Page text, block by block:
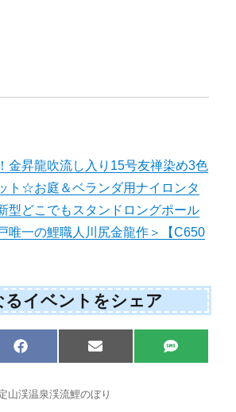
金昇龍吹流し入り15号友禅染め3色
ト☆お庭＆ベランダ用ナイロンタ
型どこでもスタンドロングポール
唯一の鯉職人川尻金龍作＞【C650
るイベントをシェア
Share
on
F
a
e
b
Share
on
E
m
i
Share
on
S
M
山渓温泉渓流鯉のぼり